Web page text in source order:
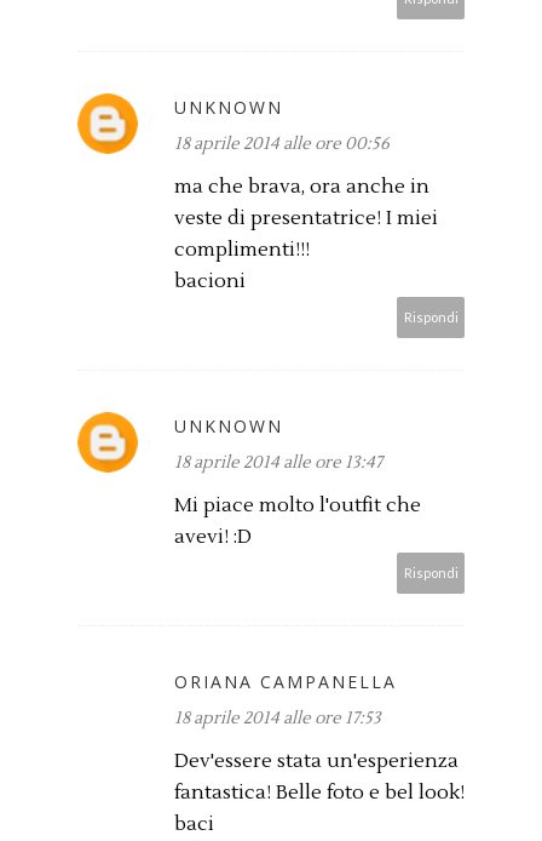
UNKNOWN
18 aprile 2014 alle ore 00:56
ma che brava, ora anche in
veste di presentatrice! I miei
complimenti!!!
bacioni
Rispondi
UNKNOWN
18 aprile 2014 alle ore 13:47
Mi piace molto l'outfit che
avevi! :D
Rispondi
ORIANA CAMPANELLA
18 aprile 2014 alle ore 17:53
Dev'essere stata un'esperienza
fantastica! Belle foto e bel look!
baci